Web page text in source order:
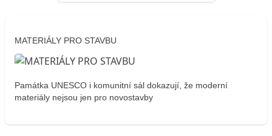
MATERIÁLY PRO STAVBU
Památka UNESCO i komunitní sál dokazují, že moderní
materiály nejsou jen pro novostavby